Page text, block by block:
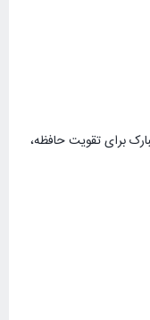
برای تقویت حافظه،